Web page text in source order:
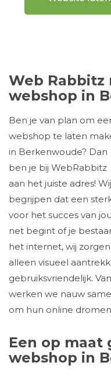
Web Rabbitz
webshop in
Ben je van plan om
webshop te laten
in Berkenwoude? Dan
ben je bij WebRabbitz
aan het juiste adres! Wij
begrijpen dat een
voor het succes van
net begint of je
het internet, wij
alleen visueel
gebruiksvriendelijk.
werken we nauw
om hun online
Een op maat
webshop in